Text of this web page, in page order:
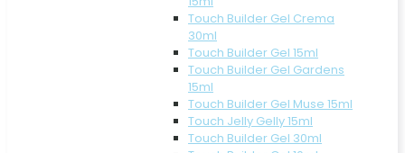
Touch Builder Gel Crema
30ml
Touch Builder Gel 15ml
Touch Builder Gel Gardens
15ml
Touch Builder Gel Muse 15ml
Touch Jelly Gelly 15ml
Touch Builder Gel 30ml